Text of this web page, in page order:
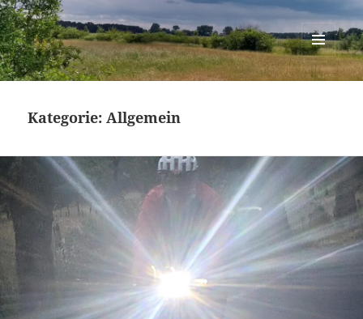
Berlin-Brandenburg Randonneure
MENÜ
UND
Kategorie:Allgemein